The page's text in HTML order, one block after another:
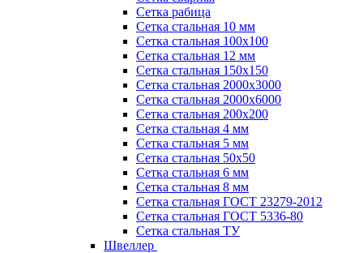
Сетка рабица
Сетка стальная 10 мм
Сетка стальная 100х100
Сетка стальная 12 мм
Сетка стальная 150х150
Сетка стальная 2000х3000
Сетка стальная 2000х6000
Сетка стальная 200х200
Сетка стальная 4 мм
Сетка стальная 5 мм
Сетка стальная 50х50
Сетка стальная 6 мм
Сетка стальная 8 мм
Сетка стальная ГОСТ 23279-2012
Сетка стальная ГОСТ 5336-80
Сетка стальная ТУ
Швеллер